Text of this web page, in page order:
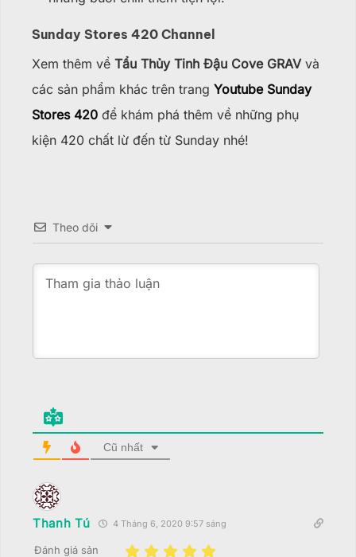
Sunday Stores 420 Channel
Xem thêm về Tẩu Thủy Tinh Đậu Cove GRAV và
các sản phẩm khác trên trang Youtube Sunday
Stores 420 để khám phá thêm về những phụ
kiện 420 chất lừ đến từ Sunday nhé!
Theo dõi
Cũ nhất
Thanh Tú 4 Tháng 6, 2020 9:57 sáng
Đánh giá sản